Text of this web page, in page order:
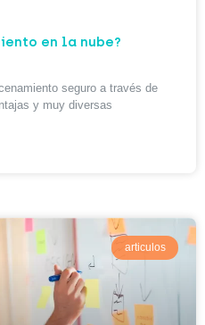
en la nube?
seguro a través de
y muy diversas
articulos